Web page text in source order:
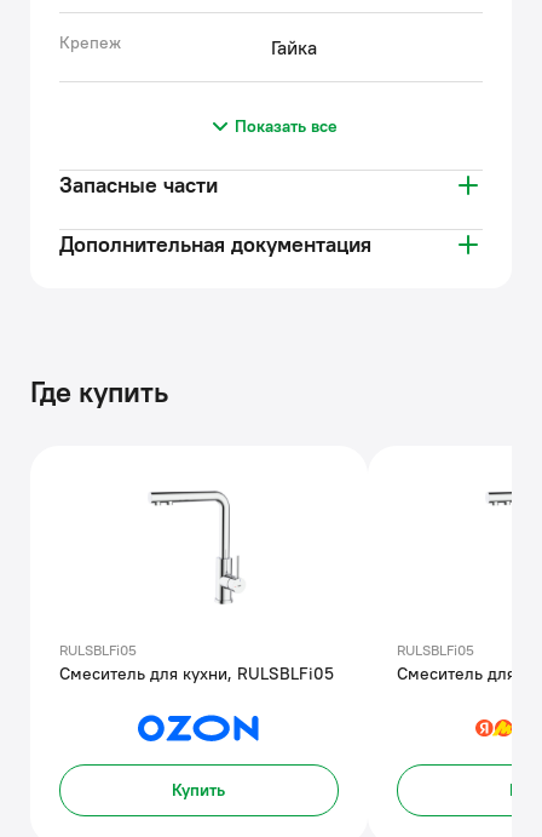
Крепеж Гайка
Показать все
Запасные части
Дополнительная документация
Где купить
RULSBLFi05
Смеситель для кухни, RULSBLFi05
Купить
RULSBLFi05
Смеситель для